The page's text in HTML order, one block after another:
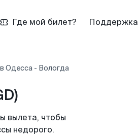
Где мой билет? Поддержка
Одесса - Вологда
вылета, чтобы
недорого.